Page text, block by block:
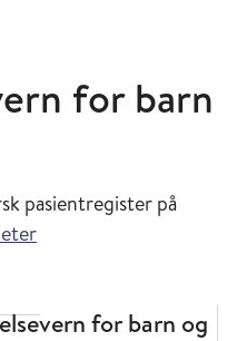
for barn
pasientregister på
for barn og